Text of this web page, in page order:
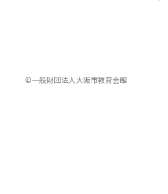
©一般財団法人大阪市教育会館